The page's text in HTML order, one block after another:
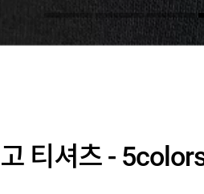
티셔츠 -